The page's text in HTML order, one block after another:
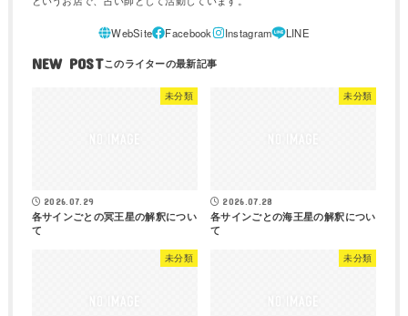
NEW POST
未分類
2026.07.29
各サインごとの冥王星の解釈につい
て
未分類
2026.07.28
各サインごとの海王星の解釈につい
て
未分類 未分類